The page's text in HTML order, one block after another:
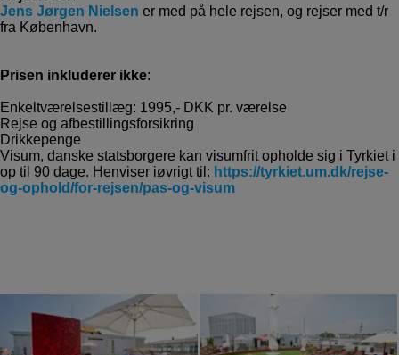
Jens Jørgen Nielsen er med på hele rejsen, og rejser med t/r
fra København.
Prisen inkluderer ikke:
Enkeltværelsestillæg: 1995,- DKK pr. værelse
Rejse og afbestillingsforsikring
Drikkepenge
Visum, danske statsborgere kan visumfrit opholde sig i Tyrkiet i
op til 90 dage. Henviser iøvrigt til: https://tyrkiet.um.dk/rejse-
og-ophold/for-rejsen/pas-og-visum